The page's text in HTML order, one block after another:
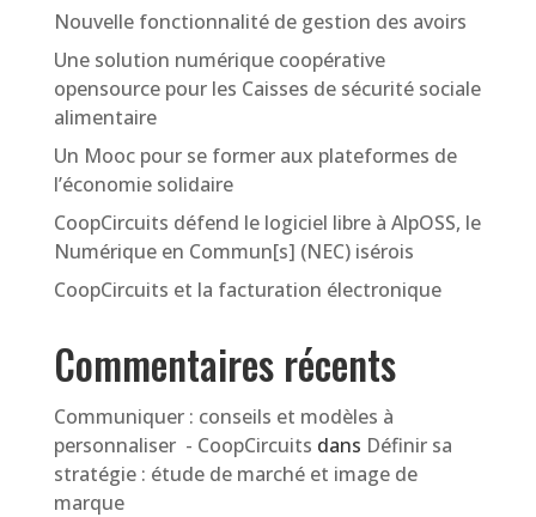
Nouvelle fonctionnalité de gestion des avoirs
Une solution numérique coopérative
opensource pour les Caisses de sécurité sociale
alimentaire
Un Mooc pour se former aux plateformes de
l’économie solidaire
CoopCircuits défend le logiciel libre à AlpOSS, le
Numérique en Commun[s] (NEC) isérois
CoopCircuits et la facturation électronique
Commentaires récents
Communiquer : conseils et modèles à
personnaliser - CoopCircuits dans Définir sa
stratégie : étude de marché et image de
marque